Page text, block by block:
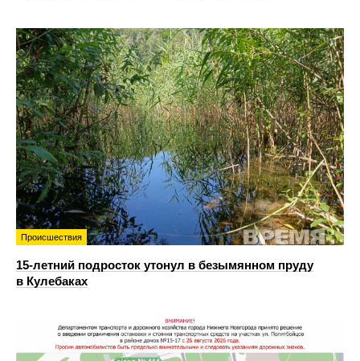
Происшествия
15-летний подросток утонул в безымянном пруду
в Кулебаках